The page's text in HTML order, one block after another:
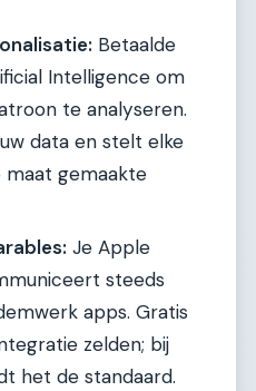
Betaalde
Intelligence om
te analyseren.
data en stelt elke
maat gemaakte
Je Apple
steeds
apps. Gratis
zelden; bij
het de standaard.